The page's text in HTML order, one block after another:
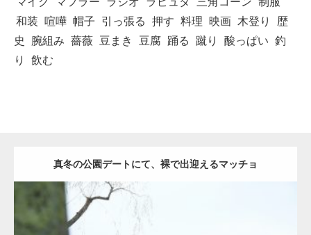
和装
喧嘩 帽子 引っ張る 押す 料理 映画 木登り
歴
史
腕組み 薔薇 豆まき 豆腐 踊る 蹴り 酸っぱい 釣
り
飲む
真冬の公園デートにて、裸で出迎えるマッチョ